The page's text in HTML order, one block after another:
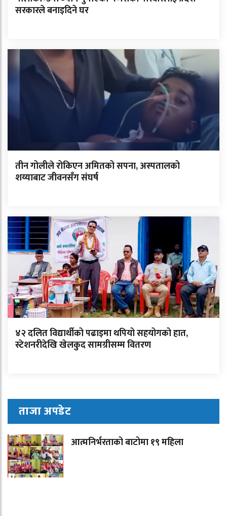
सरकारले बनाइदिने घर
तीन गोलीले रोकिएन अमितको सपना, अस्पतालको
शय्याबाट जीवनसँग संघर्ष
४२ दलित विद्यार्थीको पढाइमा थपियो सहयोगको हात,
स्टेशनरीदेखि खेलकुद सामग्रीसम्म वितरण
ताजा अपडेट
आत्मनिर्भरताको बाटोमा १९ महिला